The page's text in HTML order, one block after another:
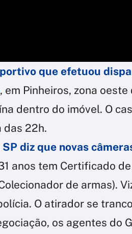
que efetuou
, em Pinheiros, zona
dentro do imóvel. O
das 22h.
SP diz que novas
anos tem Certificado
de armas).
O atirador se
os agentes do